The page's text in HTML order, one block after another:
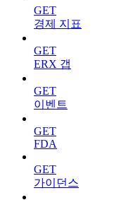
GET
경제 지표
GET
ERX 갭
GET
이벤트
GET
FDA
GET
가이던스